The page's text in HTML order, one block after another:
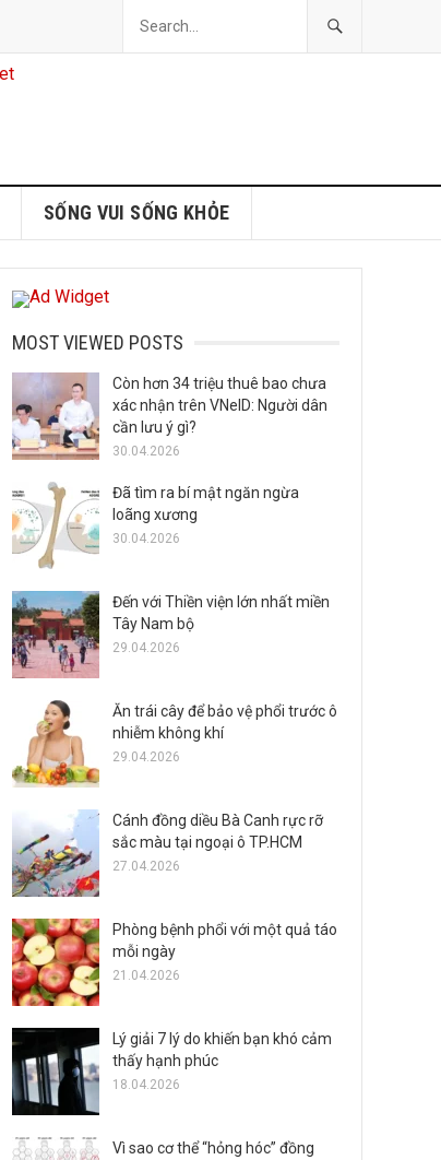
SỐNG VUI SỐNG KHỎE
MOST VIEWED POSTS
Còn hơn 34 triệu thuê bao chưa
xác nhận trên VNeID: Người dân
cần lưu ý gì?
30.04.2026
Đã tìm ra bí mật ngăn ngừa
loãng xương
30.04.2026
Đến với Thiền viện lớn nhất miền
Tây Nam bộ
29.04.2026
Ăn trái cây để bảo vệ phổi trước ô
nhiễm không khí
29.04.2026
Cánh đồng diều Bà Canh rực rỡ
sắc màu tại ngoại ô TP.HCM
27.04.2026
Phòng bệnh phổi với một quả táo
mỗi ngày
21.04.2026
Lý giải 7 lý do khiến bạn khó cảm
thấy hạnh phúc
18.04.2026
Vì sao cơ thể “hỏng hóc” đồng